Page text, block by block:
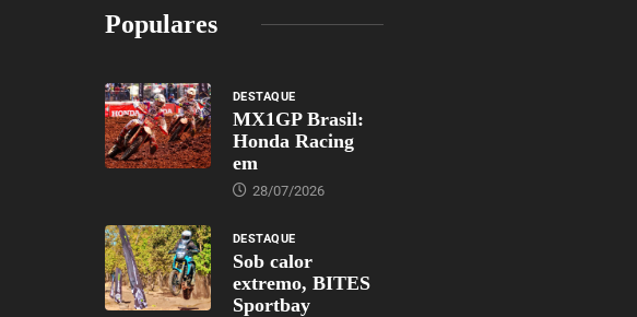
Populares
DESTAQUE
MX1GP Brasil:
Honda Racing
em
28/07/2026
DESTAQUE
Sob calor
extremo, BITES
Sportbay